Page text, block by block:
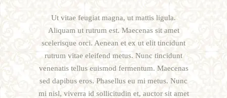
Ut vitae feugiat magna, ut mattis ligula.
Aliquam ut rutrum est. Maecenas sit amet
scelerisque orci. Aenean et ex ut elit tincidunt
rutrum vitae eleifend metus. Nunc tincidunt
venenatis tellus euismod fermentum. Maecenas
sed dapibus eros. Phasellus eu mi metus. Nunc
mi nisl, viverra id sollicitudin et, auctor sit amet